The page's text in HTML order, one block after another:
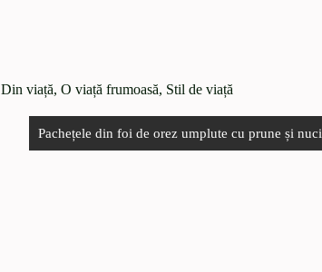
Din viață, O viață frumoasă, Stil de viață
Pachețele din foi de orez umplute cu prune și nuci